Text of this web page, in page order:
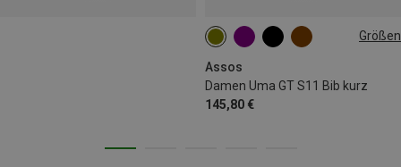
Größen
Assos
Damen Uma GT S11 Bib kurz
145,80 €
XS S M
XXL